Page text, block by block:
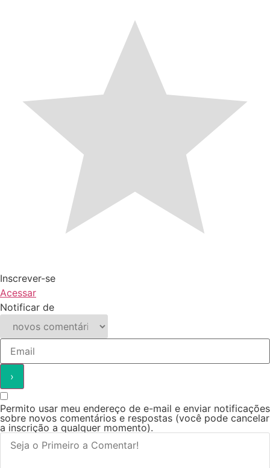
Inscrever-se
Acessar
Notificar de
Permito usar meu endereço de e-mail e enviar notificações
sobre novos comentários e respostas (você pode cancelar
a inscrição a qualquer momento).